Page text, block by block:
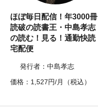
ほぼ毎日配信！年3000冊
読破の読書王・中島孝志
の読む！見る！通勤快読
宅配便
発行者：中島孝志
価格：1,527円/月（税込）